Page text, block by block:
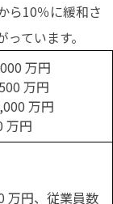
ら10％に緩和さ
ています。
万円
万円
万円
万円
万円、従業員数